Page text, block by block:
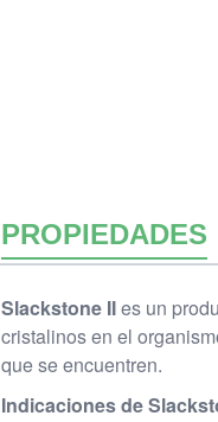
PROPIEDADES
Slackstone IIes un
cristalinos en el
que se encuentren.
Indicaciones de